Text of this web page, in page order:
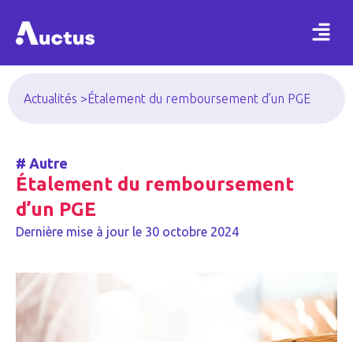
Actualités > Étalement du remboursement d’un PGE
# Autre
Étalement du remboursement
d’un PGE
Dernière mise à jour le 30 octobre 2024